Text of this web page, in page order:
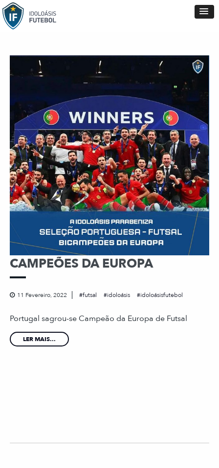
CAMPEÕES DA EUROPA
11 Fevereiro, 2022 futsal idoloásis idoloásisfutebol
Portugal sagrou-se Campeão da Europa de Futsal
LER MAIS...